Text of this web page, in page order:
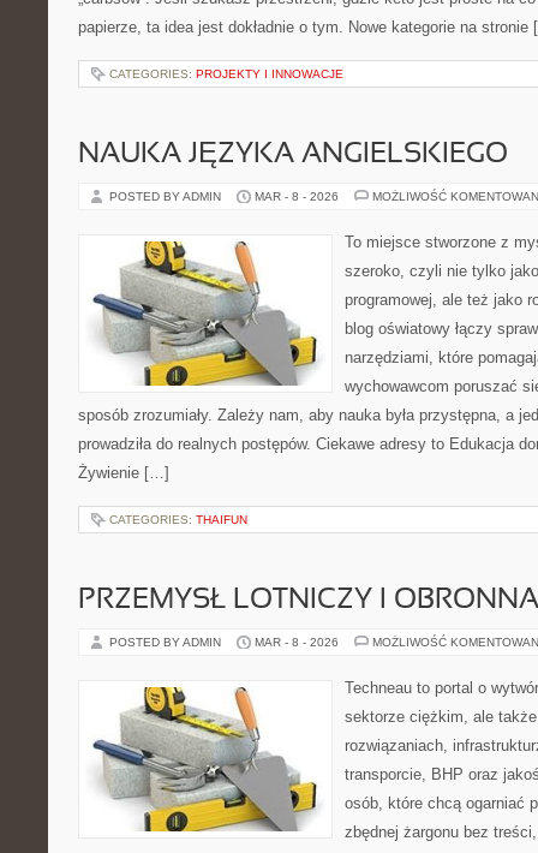
papierze, ta idea jest dokładnie o tym. Nowe kategorie na
CATEGORIES: PROJEKTY I INNOWACJE
NAUKA JĘZYKA ANGIELSKIEGO
POSTED BY ADMIN MAR - 8 - 2026 MOŻLIWOŚĆ
To miejsce stworzone z
szeroko, czyli nie tylko
programowej, ale też jako
blog oświatowy łączy
narzędziami, które
wychowawcom poruszać
sposób zrozumiały. Zależy nam, aby nauka była przystępna, a
prowadziła do realnych postępów. Ciekawe adresy to Edukacja
Żywienie […]
CATEGORIES: THAIFUN
PRZEMYSŁ LOTNICZY I
POSTED BY ADMIN MAR - 8 - 2026 MOŻLIWOŚĆ
Techneau to portal o
sektorze ciężkim, ale
rozwiązaniach,
transporcie, BHP oraz
osób, które chcą ogarniać
zbędnej żargonu bez